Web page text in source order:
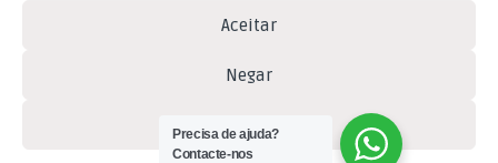
Aceitar
Negar
Ver preferências
(+351) 229 477 080
nacional)
Precisa de ajuda?
Contacte-nos